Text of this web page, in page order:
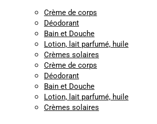
Crème de corps
Déodorant
Bain et Douche
Lotion, lait parfumé, huile
Crèmes solaires
Crème de corps
Déodorant
Bain et Douche
Lotion, lait parfumé, huile
Crèmes solaires